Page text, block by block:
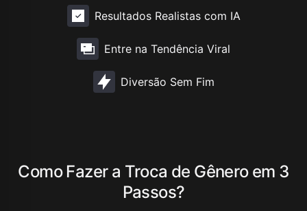
Resultados Realistas com IA
Entre na Tendência Viral
Diversão Sem Fim
Como Fazer a Troca de Gênero em 3
Passos?